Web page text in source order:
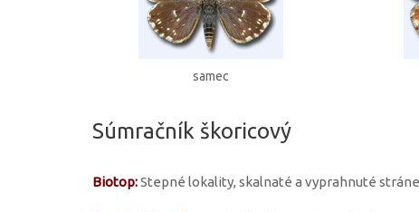
samec
Súmračník škoricový
Biotop:Stepné lokality, skalnaté a vyprahnuté